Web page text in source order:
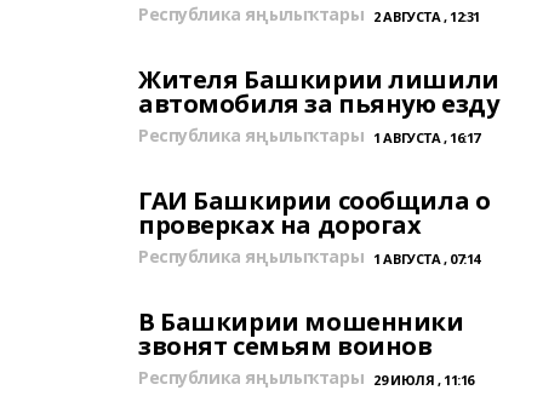
Республика яңылыҡтары 2 АВГУСТА , 12:31
Жителя Башкирии лишили
автомобиля за пьяную езду
Республика яңылыҡтары 1 АВГУСТА , 16:17
ГАИ Башкирии сообщила о
проверках на дорогах
Республика яңылыҡтары 1 АВГУСТА , 07:14
В Башкирии мошенники
звонят семьям воинов
Республика яңылыҡтары 29 ИЮЛЯ , 11:16